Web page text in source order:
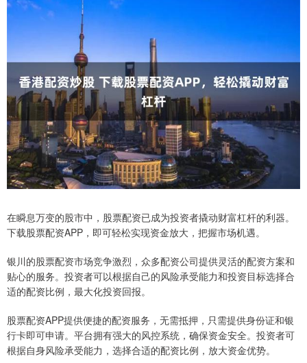
在瞬息万变的股市中，股票配资已成为投资者撬动财富杠杆的利器。
下载股票配资APP，即可轻松实现资金放大，把握市场机遇。
银川的股票配资市场竞争激烈，众多配资公司提供灵活的配资方案和
贴心的服务。投资者可以根据自己的风险承受能力和投资目标选择合
适的配资比例，最大化投资回报。
股票配资APP提供便捷的配资服务，无需抵押，只需提供身份证和银
行卡即可申请。平台拥有强大的风控系统，确保资金安全。投资者可
根据自身风险承受能力，选择合适的配资比例，放大资金优势。